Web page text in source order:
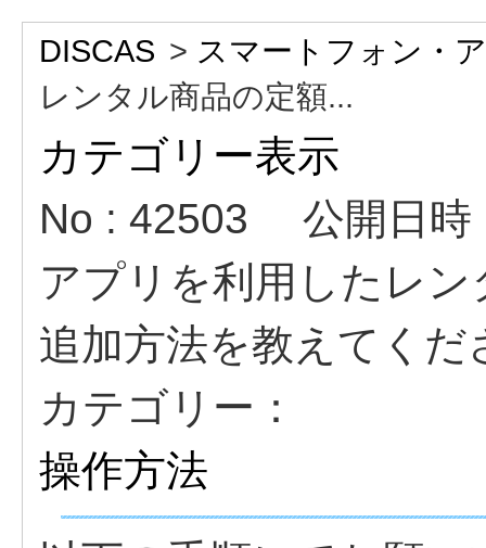
DISCAS > スマートフォン・
レンタル商品の定額...
カテゴリー表示
No : 42503
公開日
アプリを利用したレ
追加方法を教えてくだ
カテゴリー：
操作方法